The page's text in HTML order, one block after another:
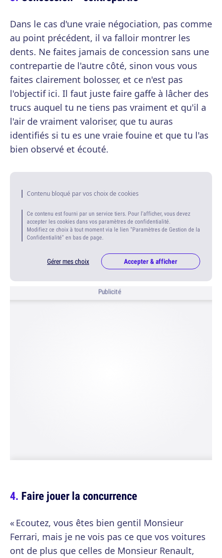
Dans le cas d'une vraie négociation, pas comme
au point précédent, il va falloir montrer les
dents. Ne faites jamais de concession sans une
contrepartie de l'autre côté, sinon vous vous
faites clairement bolosser, et ce n'est pas
l'objectif ici. Il faut juste faire gaffe à lâcher des
trucs auquel tu ne tiens pas vraiment et qu'il a
l'air de vraiment valoriser, que tu auras
identifiés si tu es une vraie fouine et que tu l'as
bien observé et écouté.
Contenu bloqué par vos choix de cookies
Ce contenu est fourni par un service tiers. Pour l'afficher, vous devez
accepter les cookies dans vos paramètres de confidentialité.
Modifiez ce choix à tout moment via le lien "Paramètres de Gestion de la
Confidentialité" en bas de page.
Gérer mes choix Accepter & afficher
Publicité
Faire jouer la concurrence
« Ecoutez, vous êtes bien gentil Monsieur
Ferrari, mais je ne vois pas ce que vos voitures
ont de plus que celles de Monsieur Renault,